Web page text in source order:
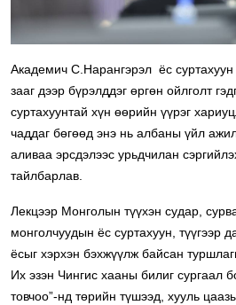
Академич С.Нарангэрэл ёс
зааг дээр бүрэлддэг өргөн ойлголт
суртахуунтай хүн өөрийн үүрэг
чаддаг бөгөөд энэ нь албаны үйл
аливаа эрсдэлээс урьдчилан
тайлбарлав.
Лекцээр Монголын түүхэн судар,
монголчуудын ёс суртахуун, түүгээр
ёсыг хэрхэн бэхжүүлж байсан
Их эзэн Чингис хааны билиг сургаал
товчоо”-нд төрийн түшээд, хууль